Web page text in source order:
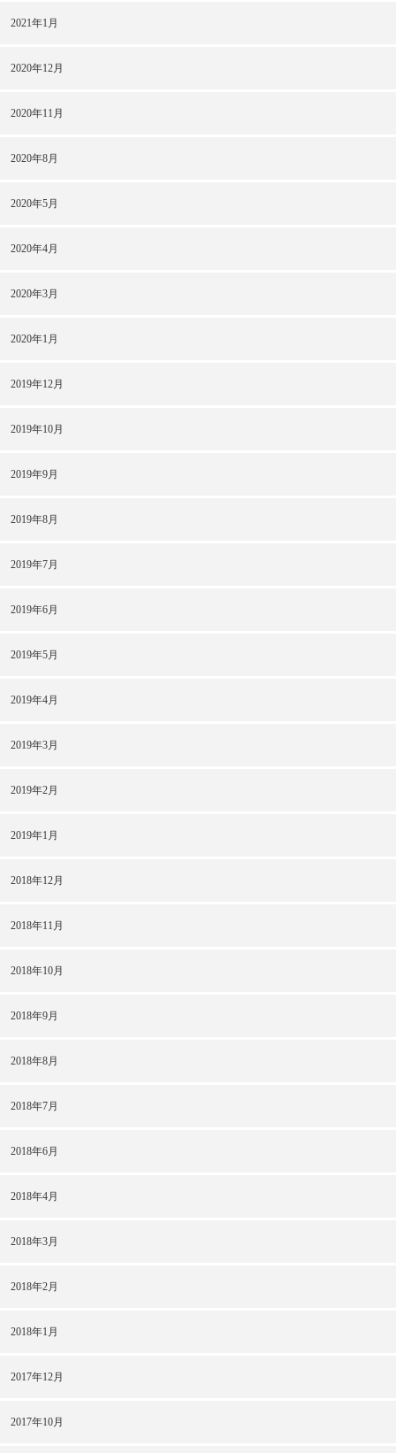
2021年1月
2020年12月
2020年11月
2020年8月
2020年5月
2020年4月
2020年3月
2020年1月
2019年12月
2019年10月
2019年9月
2019年8月
2019年7月
2019年6月
2019年5月
2019年4月
2019年3月
2019年2月
2019年1月
2018年12月
2018年11月
2018年10月
2018年9月
2018年8月
2018年7月
2018年6月
2018年4月
2018年3月
2018年2月
2018年1月
2017年12月
2017年10月